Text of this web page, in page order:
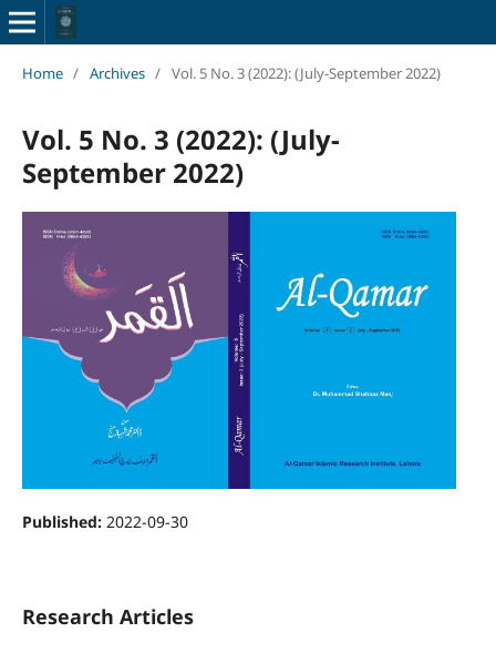
Home / Archives / Vol. 5 No. 3 (2022): (July-September 2022)
Vol. 5 No. 3 (2022): (July-
September 2022)
Published: 2022-09-30
Research Articles